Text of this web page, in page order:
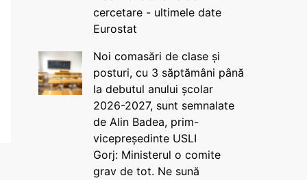
cercetare - ultimele date
Eurostat
Noi comasări de clase și
posturi, cu 3 săptămâni până
la debutul anului școlar
2026-2027, sunt semnalate
de Alin Badea, prim-
vicepreședinte USLI
Gorj: Ministerul o comite
grav de tot. Ne sună